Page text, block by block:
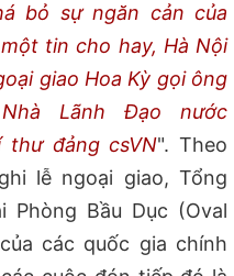
bỏ sự ngăn cản của
tin cho hay, Hà Nội
giao Hoa Kỳ gọi ông
Lãnh Đạo nước
thư đảng csVN". Theo
lễ ngoại giao, Tổng
Bầu Dục (Oval
các quốc gia chính